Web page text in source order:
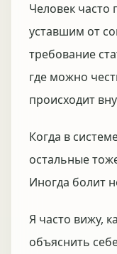
Человек часто
уставшим от
требование
где можно
происходит
Когда в
остальные
Иногда болит
Я часто вижу,
объяснить